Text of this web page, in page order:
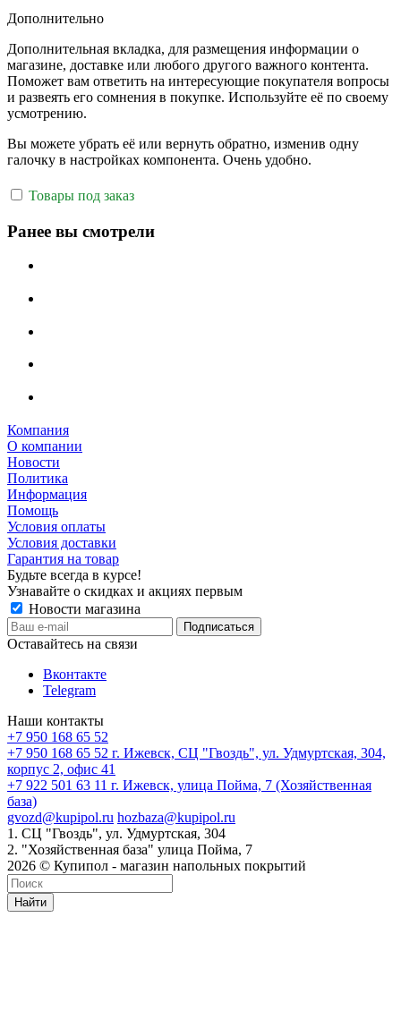
Дополнительно
Дополнительная вкладка, для размещения информации о
магазине, доставке или любого другого важного контента.
Поможет вам ответить на интересующие покупателя вопросы
и развеять его сомнения в покупке. Используйте её по своему
усмотрению.
Вы можете убрать её или вернуть обратно, изменив одну
галочку в настройках компонента. Очень удобно.
Товары под заказ
Ранее вы смотрели
Компания
О компании
Новости
Политика
Информация
Помощь
Условия оплаты
Условия доставки
Гарантия на товар
Будьте всегда в курсе!
Узнавайте о скидках и акциях первым
Новости магазина
Оставайтесь на связи
Вконтакте
Telegram
Наши контакты
+7 950 168 65 52
+7 950 168 65 52 г. Ижевск, СЦ "Гвоздь", ул. Удмуртская, 304,
корпус 2, офис 41
+7 922 501 63 11 г. Ижевск, улица Пойма, 7 (Хозяйственная
база)
gvozd@kupipol.ru hozbaza@kupipol.ru
1. СЦ "Гвоздь", ул. Удмуртская, 304
2. "Хозяйственная база" улица Пойма, 7
2026 © Купипол - магазин напольных покрытий
Найти